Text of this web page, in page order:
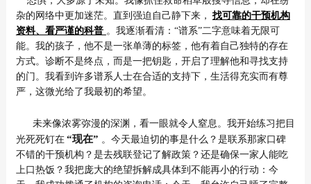
杂的网络中更加迷茫。直到强迫自己静下来， 找可靠的干预机构
资料、看严谨的科普 。我逐渐看清：“谱系”二字意味着无限可
能。我的孩子，他不是一张单薄的标签，他有着自己独特的存在
方式。诊断不是终点，而是一把钥匙，开启了理解他和寻找支持
的门。我看到许多谱系人士在合适的支持下，生活得充实而有尊
严，这微光给了我最初的希望。
未来像浓雾弥漫的深渊，看一眼就令人窒息。我开始练习把目
光死死钉在 “现在” 。今天最迫切的事是什么？是联系那家口碑
不错的干预机构？是去残联登记了解政策？还是确保一家人能吃
上口热饭？我把庞大的绝望拆解成具体到不能再小的行动：今